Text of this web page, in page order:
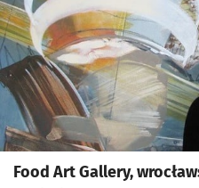
Food Art Gallery,